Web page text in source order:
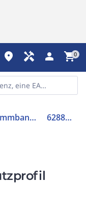
place handyman person shopping_cart0
Klemmbandprofil 62883618